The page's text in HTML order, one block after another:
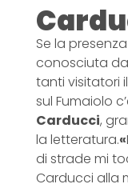
Se la
conosciuta
tanti visitatori
sul Fumaiolo
Carducci,
la letteratura.«
di strade mi
Carducci alla